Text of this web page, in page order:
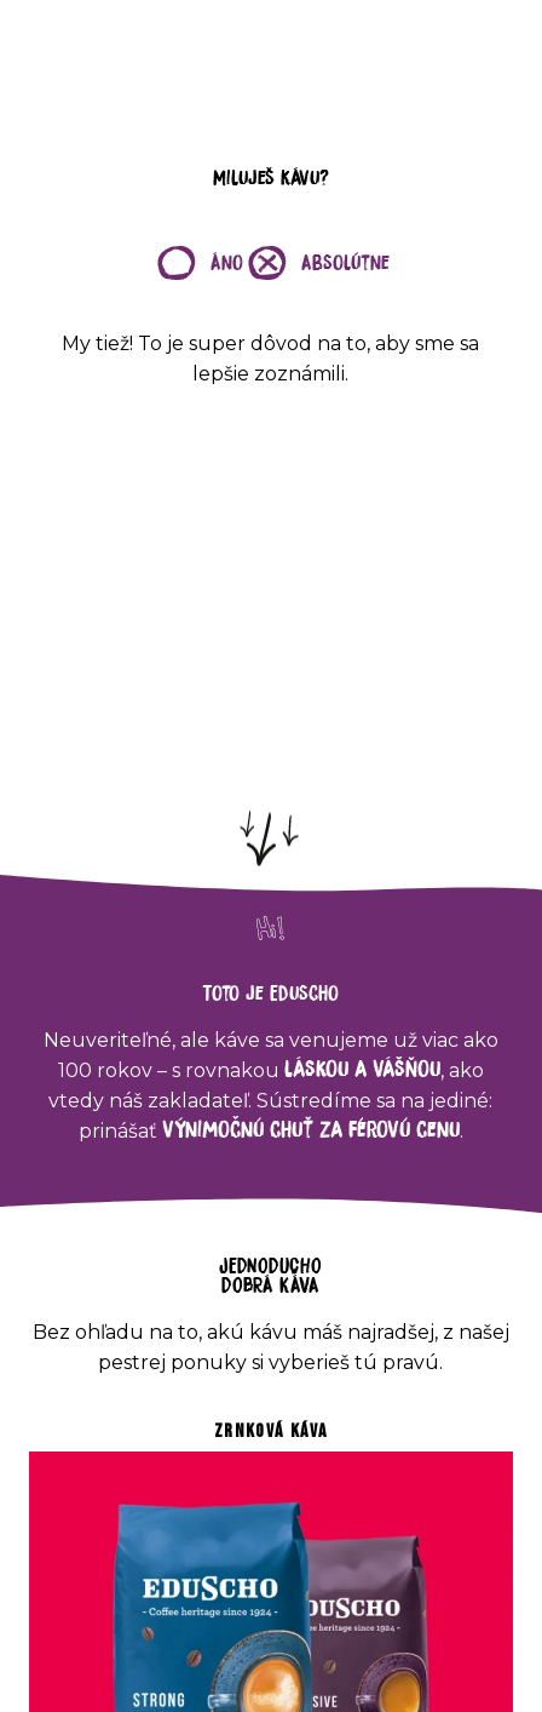
Miluješ kávu?
Áno Absolútne
My tiež! To je super dôvod na to, aby sme sa
lepšie zoznámili.
Toto je Eduscho
Neuveriteľné, ale káve sa venujeme už viac ako
100 rokov – s rovnakou láskou a vášňou, ako
vtedy náš zakladateľ. Sústredíme sa na jediné:
prinášať výnimočnú chuť za férovú cenu.
JEDNODUCHO
DOBRÁ KÁVA
Bez ohľadu na to, akú kávu máš najradšej, z našej
pestrej ponuky si vyberieš tú pravú.
ZRNKOVÁ KÁVA